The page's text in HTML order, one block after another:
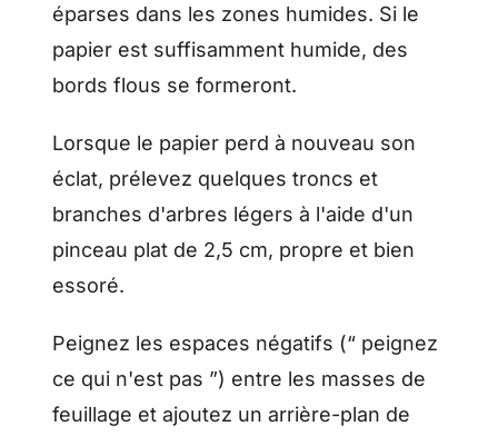
éparses dans les zones humides. Si le
papier est suffisamment humide, des
bords flous se formeront.
Lorsque le papier perd à nouveau son
éclat, prélevez quelques troncs et
branches d'arbres légers à l'aide d'un
pinceau plat de 2,5 cm, propre et bien
essoré.
Peignez les espaces négatifs (“ peignez
ce qui n'est pas ”) entre les masses de
feuillage et ajoutez un arrière-plan de